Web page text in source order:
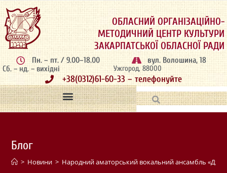
ОБЛАСНИЙ ОРГАНІЗАЦІЙНО-
МЕТОДИЧНИЙ ЦЕНТР КУЛЬТУРИ
ЗАКАРПАТСЬКОЇ ОБЛАСНОЇ РАДИ
Пн. – пт. / 9.00–18.00
Сб. – нд. – вихідні
вул. Волошина, 18
Ужгород, 88000
+38(0312)61-60-33 – телефонуйте
Блог
> Новини > Народний аматорський вокальний ансамбль